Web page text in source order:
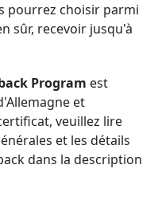
pourrez choisir parmi
sûr, recevoir jusqu'à
Program est
et
veuillez lire
et les détails
dans la description